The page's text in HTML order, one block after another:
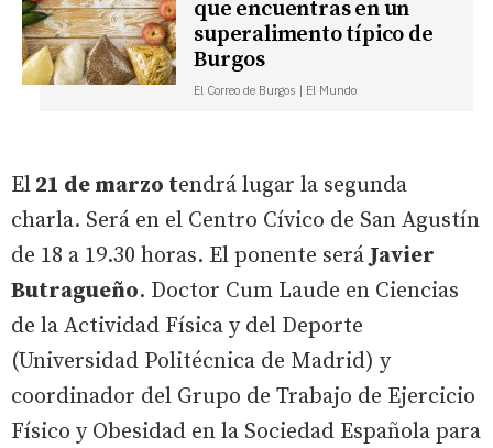
que encuentras en un
superalimento típico de
Burgos
El Correo de Burgos | El Mundo
El 21 de marzo tendrá lugar la segunda
charla. Será en el Centro Cívico de San Agustín
de 18 a 19.30 horas. El ponente será Javier
Butragueño. Doctor Cum Laude en Ciencias
de la Actividad Física y del Deporte
(Universidad Politécnica de Madrid) y
coordinador del Grupo de Trabajo de Ejercicio
Físico y Obesidad en la Sociedad Española para